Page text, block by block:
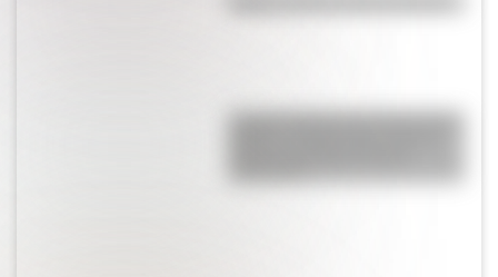
La gran hazaña del Cruce de los